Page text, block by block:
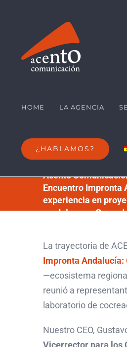
HOME LA AGENCIA
¿HABLAMOS?
Acento
Encuentro Impronta
experiencia en
modelo para
La trayectoria de
Impronta
—ecosistema
reunió a
laboratorio de
Nuestro CEO,
Vicerrector para los